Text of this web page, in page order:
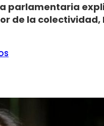
parlamentaria
de la colectividad,